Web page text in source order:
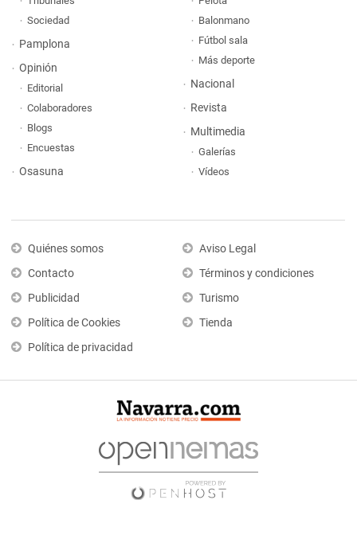
Sociedad
Pamplona
Opinión
Editorial
Colaboradores
Blogs
Encuestas
Osasuna
Balonmano
Fútbol sala
Más deporte
Nacional
Revista
Multimedia
Galerías
Vídeos
Quiénes somos
Contacto
Publicidad
Política de Cookies
Política de privacidad
Aviso Legal
Términos y condiciones
Turismo
Tienda